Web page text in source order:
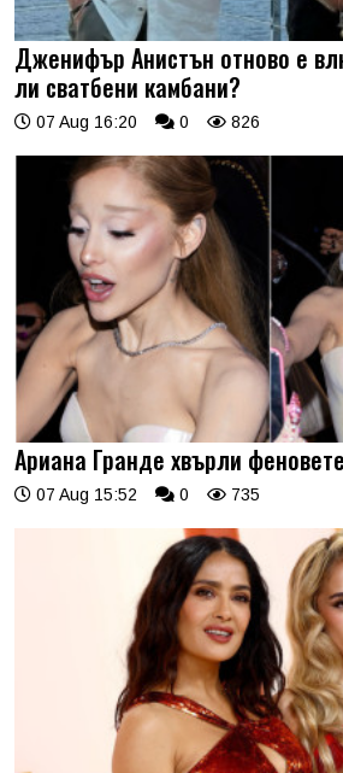
Дженифър Анистън отново е
ли сватбени камбани?
07 Aug 16:20 0 826
Ариана Гранде хвърли
07 Aug 15:52 0 735